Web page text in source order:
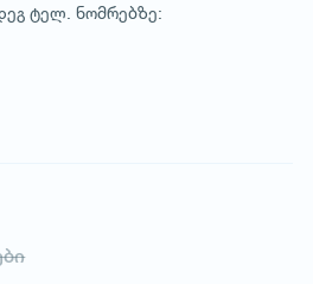
ტელ. ნომრებზე: